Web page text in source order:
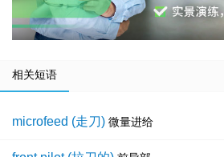
相关短语
microfeed (走刀) 微量进给